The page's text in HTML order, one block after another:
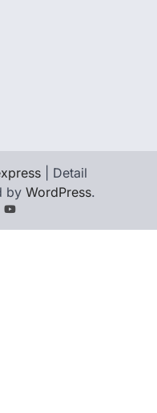
| Detail
by WordPress.
youtube